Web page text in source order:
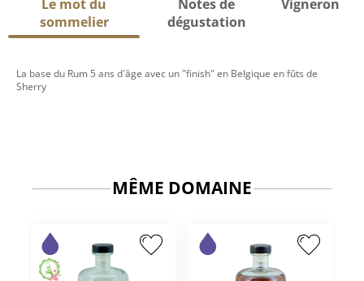
Le mot du
sommelier
Notes de
dégustation
Vigneron
La base du Rum 5 ans d'âge avec un "finish" en Belgique en fûts de
Sherry
MÊME DOMAINE